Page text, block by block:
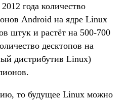
года количество
Android на ядре Linux
штук и растёт на 500-700
десктопов на
дистрибутив Linux)
то будущее Linux можно